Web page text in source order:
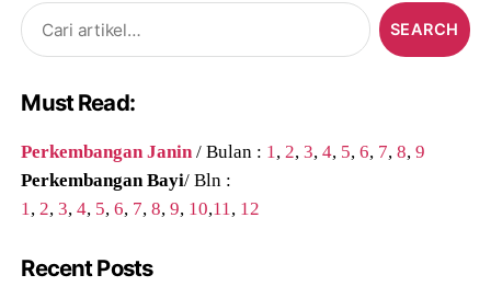
Search
for:
Must Read:
Perkembangan Janin/ Bulan : 1,2,3,4, 5,6, 7,8,9
Perkembangan Bayi/ Bln :
1,2,3,4, 5,6, 7,8,9, 10,11, 12
Recent Posts